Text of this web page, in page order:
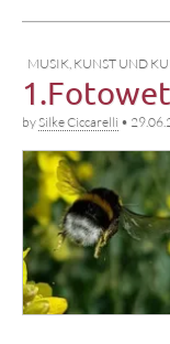
MUSIK, KUNST UND
bySilke Ciccarelli •